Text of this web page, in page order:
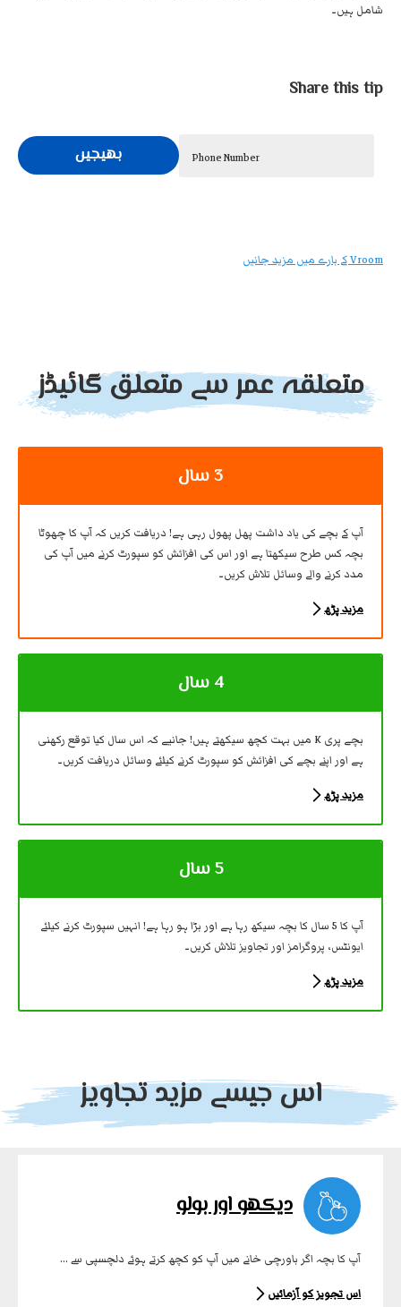
شامل ہیں۔
Share this tip
Phone Number بھیجیں
Vroom کے بارے میں مزید جانیں
متعلقہ عمر سے متعلق گائیڈز
3 سال
آپ کے بچے کی یاد داشت پھل پھول رہی ہے! دریافت کریں کہ آپ کا چھوٹا
بچہ کس طرح سیکھتا ہے اور اس کی افزائش کو سپورٹ کرنے میں آپ کی
مدد کرنے والے وسائل تلاش کریں۔
مزید پڑھ
4 سال
بچے پری K میں بہت کچھ سیکھتے ہیں! جانیے کہ اس سال کیا توقع رکھنی
ہے اور اپنے بچے کی افزائش کو سپورٹ کرنے کیلئے وسائل دریافت کریں۔
مزید پڑھ
5 سال
آپ کا 5 سال کا بچہ سیکھ رہا ہے اور بڑا ہو رہا ہے! انہیں سپورٹ کرنے کیلئے
ایونٹس، پروگرامز اور تجاویز تلاش کریں۔
مزید پڑھ
اس جیسے مزید تجاویز
دیکھو اور بولو
آپ کا بچہ اگر باورچی خانے میں آپ کو کچھ کرتے ہوئے دلچسپی سے ...
اس تجویز کو آزمائیں